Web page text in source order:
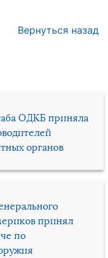
ОДКБ приняла
органов
принял
по
Вернуться назад